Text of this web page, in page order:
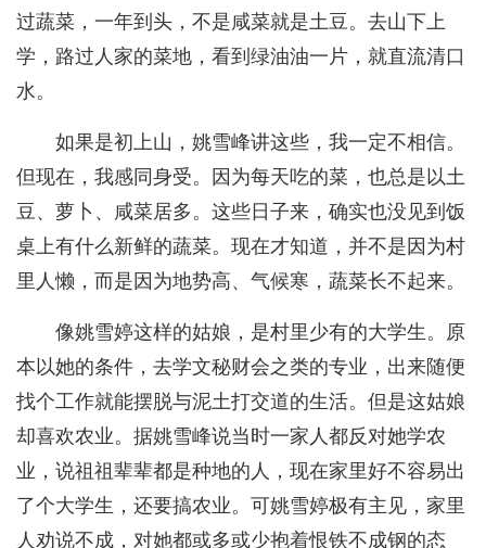
过蔬菜，一年到头，不是咸菜就是土豆。去山下上
学，路过人家的菜地，看到绿油油一片，就直流清口
水。
如果是初上山，姚雪峰讲这些，我一定不相信。
但现在，我感同身受。因为每天吃的菜，也总是以土
豆、萝卜、咸菜居多。这些日子来，确实也没见到饭
桌上有什么新鲜的蔬菜。现在才知道，并不是因为村
里人懒，而是因为地势高、气候寒，蔬菜长不起来。
像姚雪婷这样的姑娘，是村里少有的大学生。原
本以她的条件，去学文秘财会之类的专业，出来随便
找个工作就能摆脱与泥土打交道的生活。但是这姑娘
却喜欢农业。据姚雪峰说当时一家人都反对她学农
业，说祖祖辈辈都是种地的人，现在家里好不容易出
了个大学生，还要搞农业。可姚雪婷极有主见，家里
人劝说不成，对她都或多或少抱着恨铁不成钢的态